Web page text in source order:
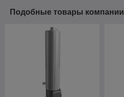
Подобные товары компании